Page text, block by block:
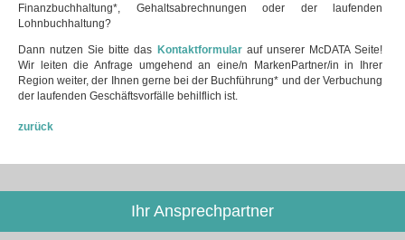
Finanzbuchhaltung*, Gehaltsabrechnungen oder der laufenden
Lohnbuchhaltung?
Dann nutzen Sie bitte das Kontaktformularauf unserer McDATA Seite!
Wir leiten die Anfrage umgehend an eine/n MarkenPartner/in in Ihrer
Region weiter, der Ihnen gerne bei der Buchführung* und der Verbuchung
der laufenden Geschäftsvorfälle behilflich ist.
zurück
Ihr Ansprechpartner